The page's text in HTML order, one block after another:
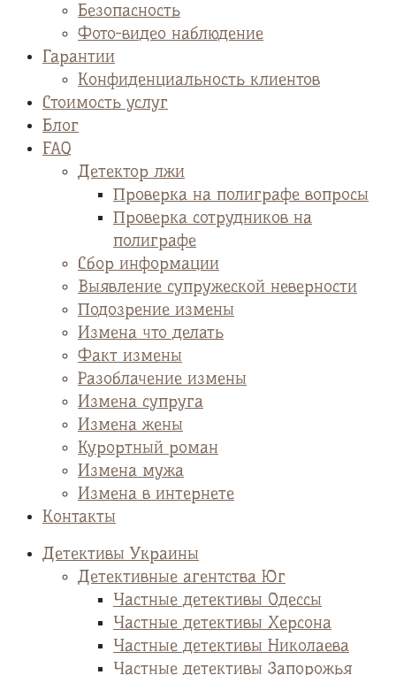
Безопасность
Фото-видео наблюдение
Гарантии
Конфиденциальность клиентов
Стоимость услуг
Блог
FAQ
Детектор лжи
Проверка на полиграфе вопросы
Проверка сотрудников на
полиграфе
Сбор информации
Выявление супружеской неверности
Подозрение измены
Измена что делать
Факт измены
Разоблачение измены
Измена супруга
Измена жены
Курортный роман
Измена мужа
Измена в интернете
Контакты
Детективы Украины
Детективные агентства Юг
Частные детективы Одессы
Частные детективы Херсона
Частные детективы Николаева
Частные детективы Запорожья